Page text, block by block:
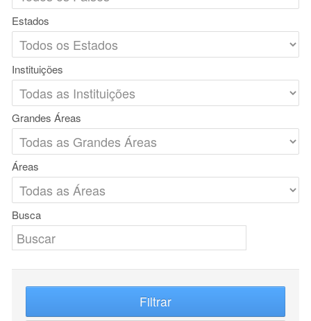
Estados
Instituições
Grandes Áreas
Áreas
Busca
Filtrar